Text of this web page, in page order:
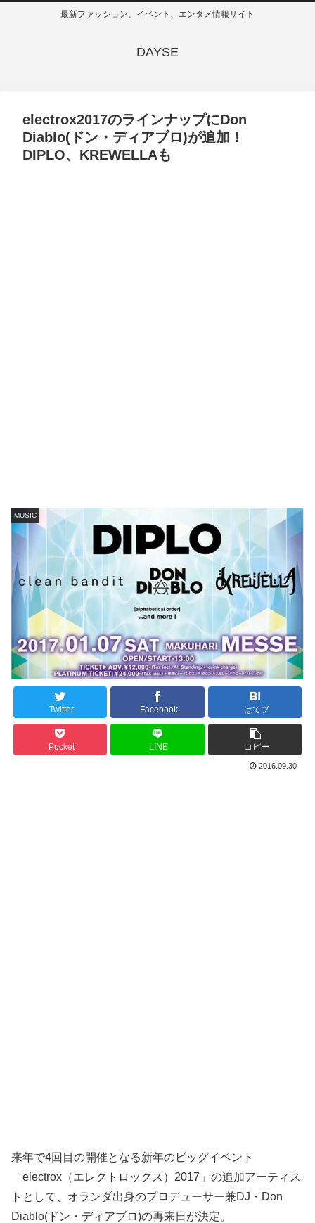
最新ファッション、イベント、エンタメ情報サイト
DAYSE
electrox2017のラインナップにDon
Diablo(ドン・ディアブロ)が追加！
DIPLO、KREWELLAも
MUSIC
Twitter Facebook はてブ
Pocket LINE コピー
2016.09.30
来年で4回目の開催となる新年のビッグイベント
「electrox（エレクトロックス）2017」の追加アーティス
トとして、オランダ出身のプロデューサー兼DJ・Don
Diablo(ドン・ディアブロ)の再来日が決定。